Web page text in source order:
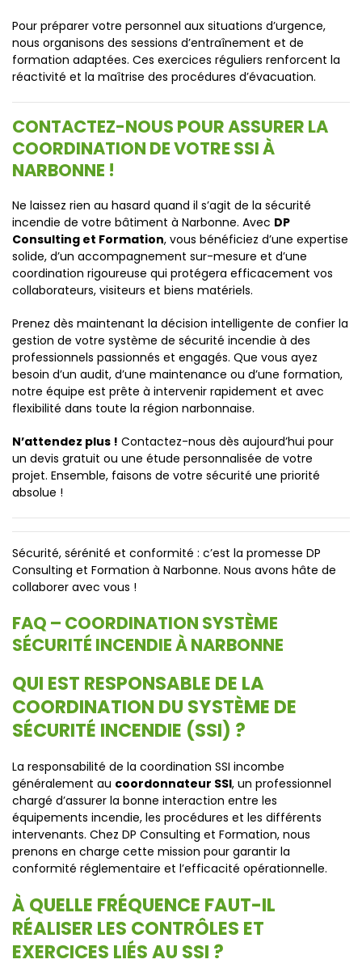
Pour préparer votre personnel aux situations d’urgence,
nous organisons des sessions d’entraînement et de
formation adaptées. Ces exercices réguliers renforcent la
réactivité et la maîtrise des procédures d’évacuation.
CONTACTEZ-NOUS POUR ASSURER LA
COORDINATION DE VOTRE SSI À
NARBONNE !
Ne laissez rien au hasard quand il s’agit de la sécurité
incendie de votre bâtiment à Narbonne. Avec DP
Consulting et Formation, vous bénéficiez d’une expertise
solide, d’un accompagnement sur-mesure et d’une
coordination rigoureuse qui protégera efficacement vos
collaborateurs, visiteurs et biens matériels.
Prenez dès maintenant la décision intelligente de confier la
gestion de votre système de sécurité incendie à des
professionnels passionnés et engagés. Que vous ayez
besoin d’un audit, d’une maintenance ou d’une formation,
notre équipe est prête à intervenir rapidement et avec
flexibilité dans toute la région narbonnaise.
N’attendez plus ! Contactez-nous dès aujourd’hui pour
un devis gratuit ou une étude personnalisée de votre
projet. Ensemble, faisons de votre sécurité une priorité
absolue !
Sécurité, sérénité et conformité : c’est la promesse DP
Consulting et Formation à Narbonne. Nous avons hâte de
collaborer avec vous !
FAQ – COORDINATION SYSTÈME
SÉCURITÉ INCENDIE À NARBONNE
QUI EST RESPONSABLE DE LA
COORDINATION DU SYSTÈME DE
SÉCURITÉ INCENDIE (SSI) ?
La responsabilité de la coordination SSI incombe
généralement au coordonnateur SSI, un professionnel
chargé d’assurer la bonne interaction entre les
équipements incendie, les procédures et les différents
intervenants. Chez DP Consulting et Formation, nous
prenons en charge cette mission pour garantir la
conformité réglementaire et l’efficacité opérationnelle.
À QUELLE FRÉQUENCE FAUT-IL
RÉALISER LES CONTRÔLES ET
EXERCICES LIÉS AU SSI ?